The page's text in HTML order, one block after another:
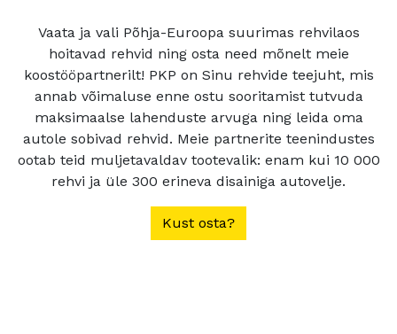
Vaata ja vali Põhja-Euroopa suurimas rehvilaos
hoitavad rehvid ning osta need mõnelt meie
koostööpartnerilt! PKP on Sinu rehvide teejuht, mis
annab võimaluse enne ostu sooritamist tutvuda
maksimaalse lahenduste arvuga ning leida oma
autole sobivad rehvid. Meie partnerite teenindustes
ootab teid muljetavaldav tootevalik: enam kui 10 000
rehvi ja üle 300 erineva disainiga autovelje.
Kust osta?